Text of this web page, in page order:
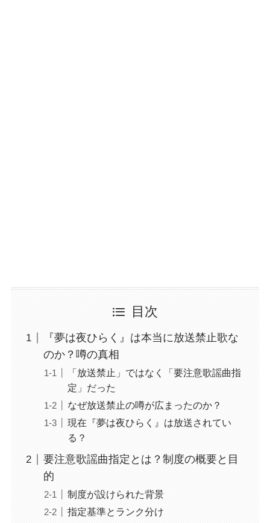
目次
『夢は夜ひらく』は本当に放送禁止歌な
のか？噂の真相
「放送禁止」ではなく「要注意歌謡曲指
定」だった
なぜ放送禁止の噂が広まったのか？
現在『夢は夜ひらく』は放送されてい
る？
要注意歌謡曲指定とは？制度の概要と目
的
制度が設けられた背景
指定基準とランク分け